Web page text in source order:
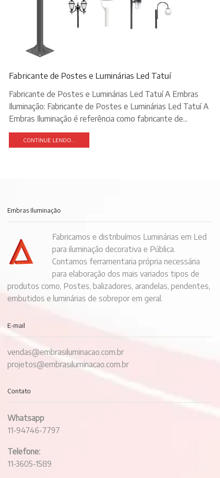
Fabricante de Postes e Luminárias Led Tatuí
Fabricante de Postes e Luminárias Led Tatuí A Embras
Iluminação: Fabricante de Postes e Luminárias Led Tatuí A
Embras Iluminação é referência como fabricante de...
CONTINUE LENDO...
Embras Iluminação
Fabricamos e distribuímos Luminárias em Led
para iluminação decorativa e Pública.
Contamos ferramentaria própria necessária
para elaboração dos mais variados tipos de
produtos como, Postes, balizadores, arandelas, pendentes,
embutidos e luminárias de sobrepor em geral.
E-mail
vendas@embrasiluminacao.com.br
projetos@embrasiluminacao.com.br
Contato
Whatsapp
11-94746-7797
Telefone:
11-3605-1589